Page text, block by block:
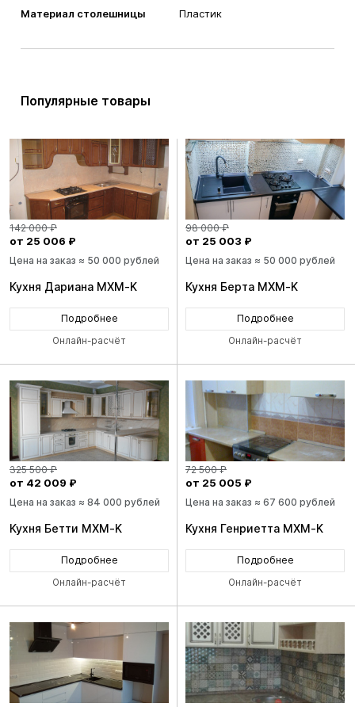
Материал столешницы
Пластик
Популярные товары
142 000 ₽
от 25 006 ₽
Цена на заказ ≈ 50 000 рублей
Кухня Дариана MXM-K
Подробнее
Онлайн-расчёт
98 000 ₽
от 25 003 ₽
Цена на заказ ≈ 50 000 рублей
Кухня Берта MXM-K
Подробнее
Онлайн-расчёт
325 500 ₽
от 42 009 ₽
Цена на заказ ≈ 84 000 рублей
Кухня Бетти MXM-K
Подробнее
Онлайн-расчёт
72 500 ₽
от 25 005 ₽
Цена на заказ ≈ 67 600 рублей
Кухня Генриетта MXM-K
Подробнее
Онлайн-расчёт